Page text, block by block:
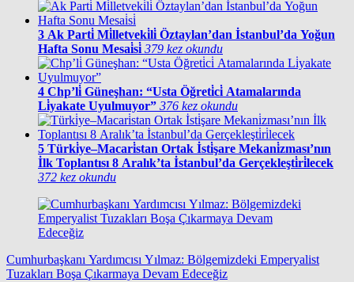
3 Ak Parti̇ Mi̇lletveki̇li̇ Öztaylan’dan İstanbul’da Yoğun
Hafta Sonu Mesai̇si̇ 379 kez okundu
4 Chp’li̇ Güneşhan: “Usta Öğreti̇ci̇ Atamalarında
Li̇yakate Uyulmuyor” 376 kez okundu
5 Türki̇ye–Macari̇stan Ortak İsti̇şare Mekani̇zması’nın
İlk Toplantısı 8 Aralık’ta İstanbul’da Gerçekleşti̇ri̇lecek
372 kez okundu
Cumhurbaşkanı Yardımcısı Yılmaz: Bölgemizdeki Emperyalist
Tuzakları Boşa Çıkarmaya Devam Edeceğiz